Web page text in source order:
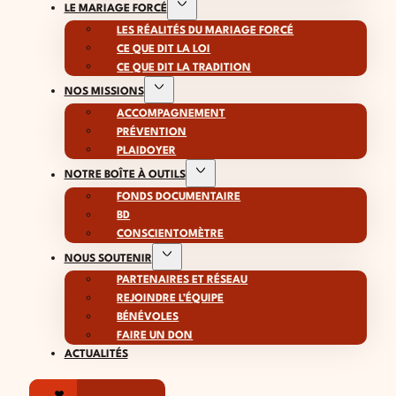
LE MARIAGE FORCÉ
LES RÉALITÉS DU MARIAGE FORCÉ
CE QUE DIT LA LOI
CE QUE DIT LA TRADITION
NOS MISSIONS
ACCOMPAGNEMENT
PRÉVENTION
PLAIDOYER
NOTRE BOÎTE À OUTILS
FONDS DOCUMENTAIRE
BD
CONSCIENTOMÈTRE
NOUS SOUTENIR
PARTENAIRES ET RÉSEAU
REJOINDRE L’ÉQUIPE
BÉNÉVOLES
FAIRE UN DON
ACTUALITÉS